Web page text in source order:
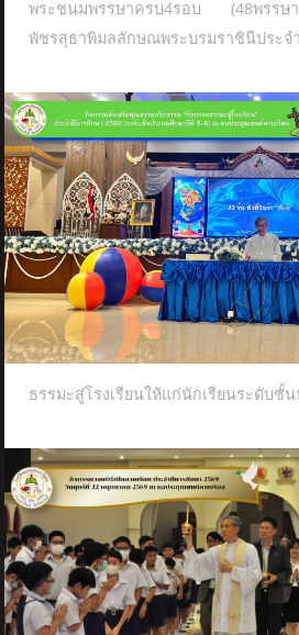
พระชนมพรรษาครบ4รอบ (48พรรษา)
พัชรสุธาพิมลลักษณพระบรมราชินีประจ
ธรรมะสู่โรงเรียนให้แก่นักเรียนระดับชั้